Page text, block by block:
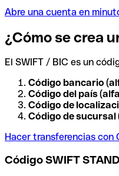
Abre una cuenta en
¿Cómo se crea
El SWIFT / BIC es un
Código bancario
Código del país
Código de
Código de
Hacer transferencias con
Código SWIFT